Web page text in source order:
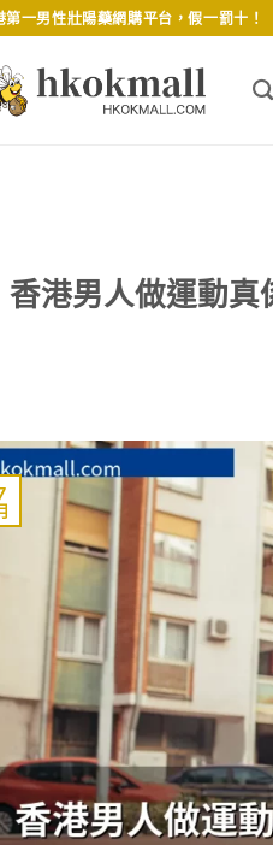
第一男性壯陽藥網購平台，假一罰十！
香港男人做運動真